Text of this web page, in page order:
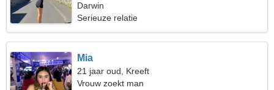
Darwin
Serieuze relatie
Mia
21 jaar oud, Kreeft
Vrouw zoekt man